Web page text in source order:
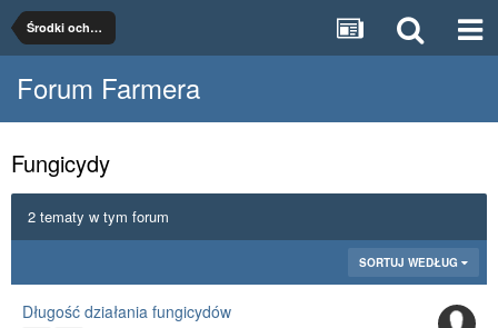
Środki ochrony roślin
Forum Farmera
Fungicydy
2 tematy w tym forum
SORTUJ WEDŁUG
Długość działania fungicydów